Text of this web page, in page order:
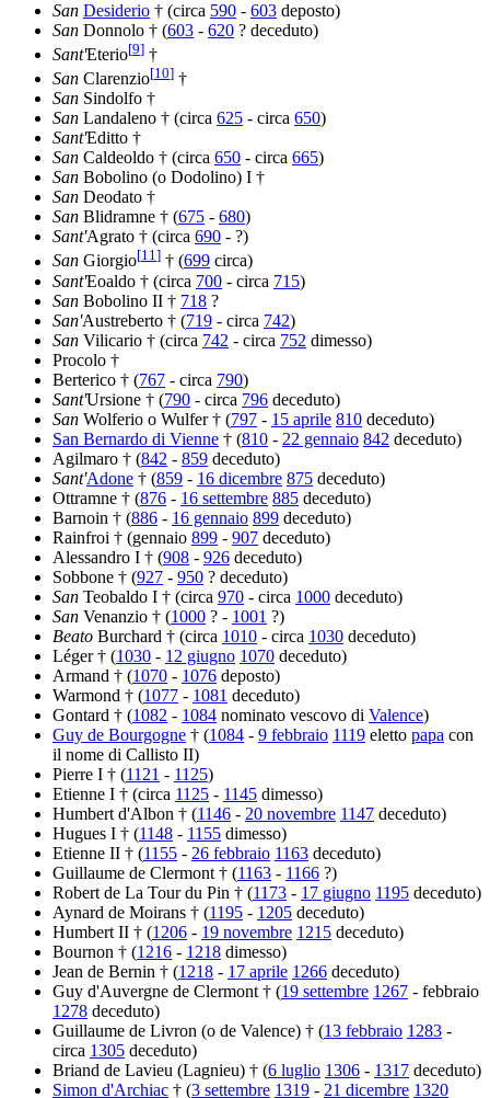
San Desiderio † (circa 590 - 603 deposto)
San Donnolo † (603 - 620 ? deceduto)
Sant'Eterio[9] †
San Clarenzio[10] †
San Sindolfo †
San Landaleno † (circa 625 - circa 650)
Sant'Editto †
San Caldeoldo † (circa 650 - circa 665)
San Bobolino (o Dodolino) I †
San Deodato †
San Blidramne † (675 - 680)
Sant'Agrato † (circa 690 - ?)
San Giorgio[11] † (699 circa)
Sant'Eoaldo † (circa 700 - circa 715)
San Bobolino II † 718 ?
San'Austreberto † (719 - circa 742)
San Vilicario † (circa 742 - circa 752 dimesso)
Procolo †
Berterico † (767 - circa 790)
Sant'Ursione † (790 - circa 796 deceduto)
San Wolferio o Wulfer † (797 - 15 aprile 810 deceduto)
San Bernardo di Vienne † (810 - 22 gennaio 842 deceduto)
Agilmaro † (842 - 859 deceduto)
Sant'Adone † (859 - 16 dicembre 875 deceduto)
Ottramne † (876 - 16 settembre 885 deceduto)
Barnoin † (886 - 16 gennaio 899 deceduto)
Rainfroi † (gennaio 899 - 907 deceduto)
Alessandro I † (908 - 926 deceduto)
Sobbone † (927 - 950 ? deceduto)
San Teobaldo I † (circa 970 - circa 1000 deceduto)
San Venanzio † (1000 ? - 1001 ?)
Beato Burchard † (circa 1010 - circa 1030 deceduto)
Léger † (1030 - 12 giugno 1070 deceduto)
Armand † (1070 - 1076 deposto)
Warmond † (1077 - 1081 deceduto)
Gontard † (1082 - 1084 nominato vescovo di Valence)
Guy de Bourgogne † (1084 - 9 febbraio 1119 eletto papa con
il nome di Callisto II)
Pierre I † (1121 - 1125)
Etienne I † (circa 1125 - 1145 dimesso)
Humbert d'Albon † (1146 - 20 novembre 1147 deceduto)
Hugues I † (1148 - 1155 dimesso)
Etienne II † (1155 - 26 febbraio 1163 deceduto)
Guillaume de Clermont † (1163 - 1166 ?)
Robert de La Tour du Pin † (1173 - 17 giugno 1195 deceduto)
Aynard de Moirans † (1195 - 1205 deceduto)
Humbert II † (1206 - 19 novembre 1215 deceduto)
Bournon † (1216 - 1218 dimesso)
Jean de Bernin † (1218 - 17 aprile 1266 deceduto)
Guy d'Auvergne de Clermont † (19 settembre 1267 - febbraio
1278 deceduto)
Guillaume de Livron (o de Valence) † (13 febbraio 1283 -
circa 1305 deceduto)
Briand de Lavieu (Lagnieu) † (6 luglio 1306 - 1317 deceduto)
Simon d'Archiac † (3 settembre 1319 - 21 dicembre 1320